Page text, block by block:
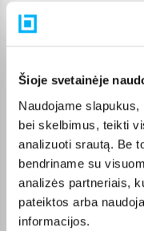
Šioje svetainėje
Naudojame
bei skelbimus, teikti
analizuoti srautą. Be
bendriname su
analizės partneriais,
pateiktos arba
informacijos.
Pirkėjų
Vitalijus T.
Įvairūs kavos režimai –
Ingrida V.
Patvirtintas
Greitai pristatytas, puikus
dovanu � ...